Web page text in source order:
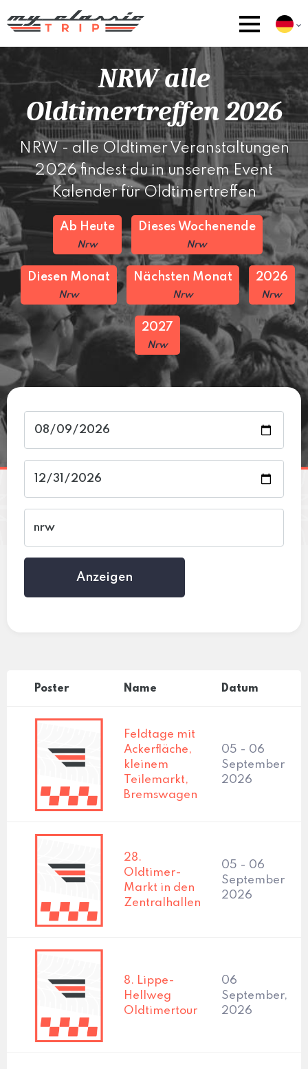
NRW alle
Oldtimertreffen 2026
NRW - alle Oldtimer Veranstaltungen
2026 findest du in unserem Event
Kalender für Oldtimertreffen
Ab Heute
Nrw
Dieses Wochenende
Nrw
Diesen Monat
Nrw
Nächsten Monat
Nrw
2026
Nrw
2027
Nrw
Anzeigen
Poster Name Datum
Feldtage mit
Ackerfläche,
kleinem
Teilemarkt,
Bremswagen
05 - 06
September
2026
28.
Oldtimer-
Markt in den
Zentralhallen
05 - 06
September
2026
8. Lippe-
Hellweg
Oldtimertour
06
September,
2026